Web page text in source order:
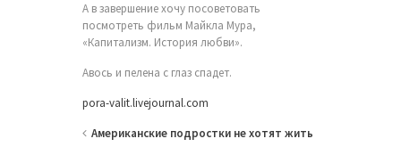
А в завершение хочу посоветовать
посмотреть фильм Майкла Мура,
«Капитализм. История любви».
Авось и пелена с глаз спадет.
pora-valit.livejournal.com
Американские подростки не хотят жить